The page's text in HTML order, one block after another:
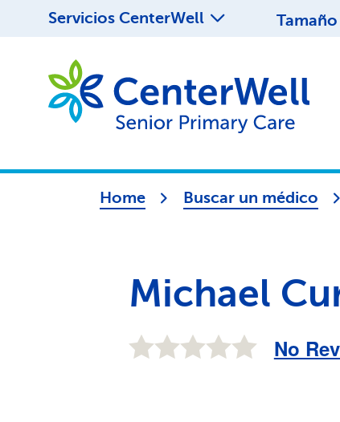
Servicios CenterWell
Home Buscar un médico
Michael
No